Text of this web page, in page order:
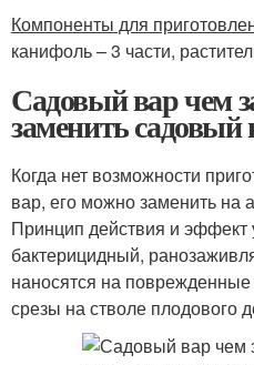
Компоненты для
канифоль – 3 части,
Садовый вар чем
заменить садовый
Когда нет возможности
вар, его можно заменить на
Принцип действия и эффект
бактерицидный,
наносятся на
срезы на стволе плодового